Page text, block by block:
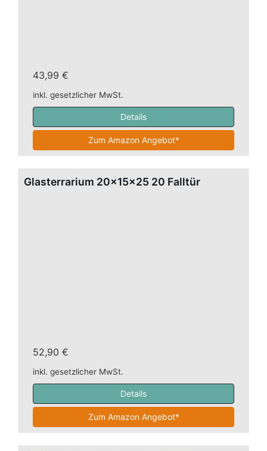
43,99 €
inkl. gesetzlicher MwSt.
Details
Zum Amazon Angebot*
Glasterrarium 20x15x25 20 Falltür
52,90 €
inkl. gesetzlicher MwSt.
Details
Zum Amazon Angebot*